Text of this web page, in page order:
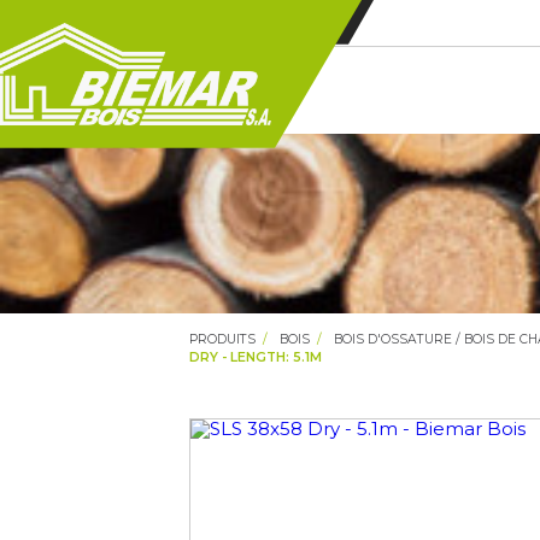
PRODUITS BOIS BOIS D'OSSATURE / BOIS DE
DRY - LENGTH: 5.1M